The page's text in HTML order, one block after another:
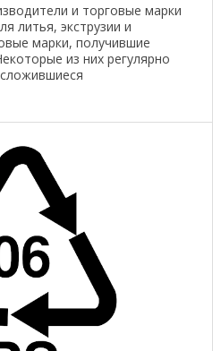
и торговые марки
литья, экструзии и
марки, получившие
из них регулярно